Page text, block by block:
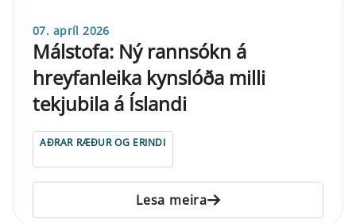
07. apríl 2026
Málstofa: Ný rannsókn á
hreyfanleika kynslóða milli
tekjubila á Íslandi
AÐRAR RÆÐUR OG ERINDI
Lesa meira